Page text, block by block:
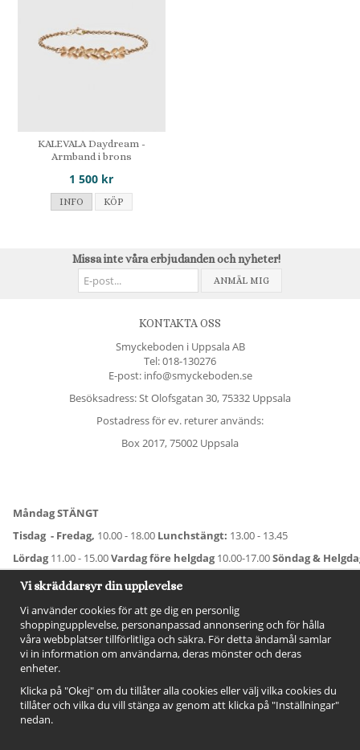
KALEVALA Daydream -
Armband i brons
1 500 kr
INFO KÖP
Missa inte våra erbjudanden och nyheter!
ANMÄL MIG
KONTAKTA OSS
Smyckeboden i Uppsala AB
Tel:018-130276
E-post: info@smyckeboden.se
Besöksadress: St Olofsgatan 30, 75332 Uppsala
Postadress för ev. returer används:
Box 2017, 75002 Uppsala
Måndag STÄNGT
Tisdag - Fredag, 10.00 - 18.00 Lunchstängt: 13.00 - 13.45
Lördag11.00 - 15.00Vardag före helgdag10.00-17.00Söndag &
För avvikande öppettider:Titta här
Vi skräddarsyr din upplevelse
Vi använder cookies för att ge dig en personlig
shoppingupplevelse, personanpassad annonsering och för hålla
våra webbplatser tillförlitliga och säkra. För detta ändamål samlar
vi in information om användarna, deras mönster och deras
enheter.
Klicka på "Okej" om du tillåter alla cookies eller välj vilka cookies du
tillåter och vilka du vill stänga av genom att klicka på "Inställningar"
nedan.